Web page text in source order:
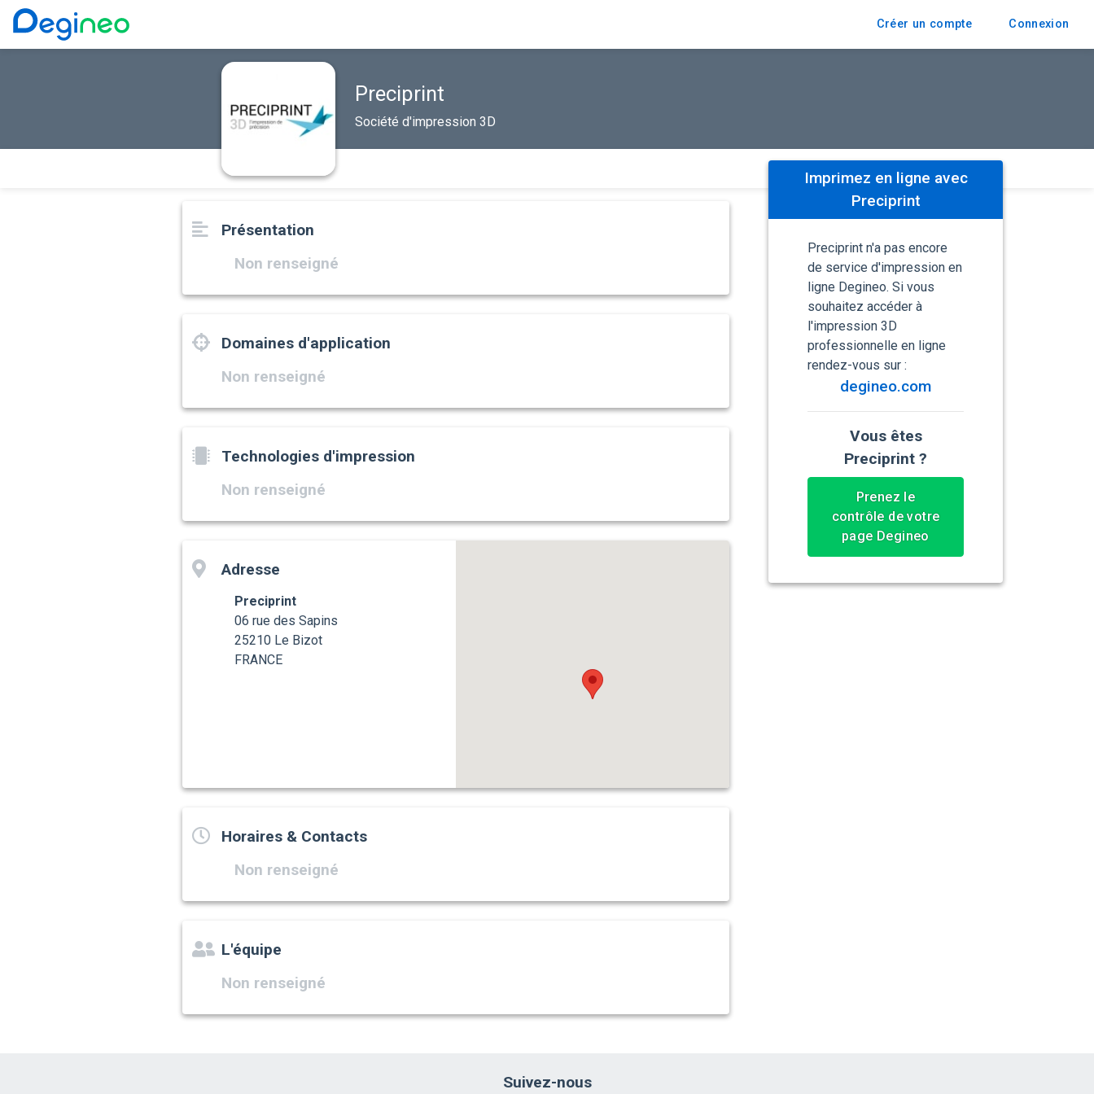
Créer un compte Connexion
Preciprint
Société d'impression 3D
Présentation
Non renseigné
Domaines d'application
Non renseigné
Technologies d'impression
Non renseigné
Adresse
Preciprint
06 rue des Sapins
25210 Le Bizot
FRANCE
Horaires & Contacts
Non renseigné
L'équipe
Non renseigné
Imprimez en ligne avec
Preciprint
Preciprint n'a pas encore
de service d'impression en
ligne Degineo. Si vous
souhaitez accéder à
l'impression 3D
professionnelle en ligne
rendez-vous sur :
degineo.com
Vous êtes
Preciprint ?
Prenez le
contrôle de votre
page Degineo
Suivez-nous